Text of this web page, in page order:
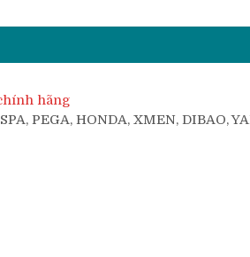
PEGA, HONDA, XMEN, DIBAO,